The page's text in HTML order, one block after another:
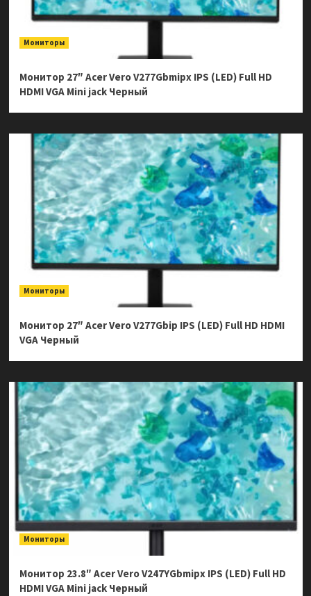
Мониторы
Монитор 27″ Acer Vero V277Gbmipx IPS (LED) Full HD
HDMI VGA Mini jack Черный
Мониторы
Монитор 27″ Acer Vero V277Gbip IPS (LED) Full HD HDMI
VGA Черный
Мониторы
Монитор 23.8″ Acer Vero V247YGbmipx IPS (LED) Full HD
HDMI VGA Mini jack Черный